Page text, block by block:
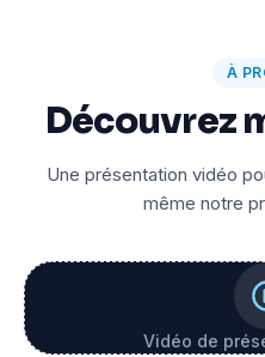
À
Découvrez
Une présentation vidéo
même notre
Vidéo de